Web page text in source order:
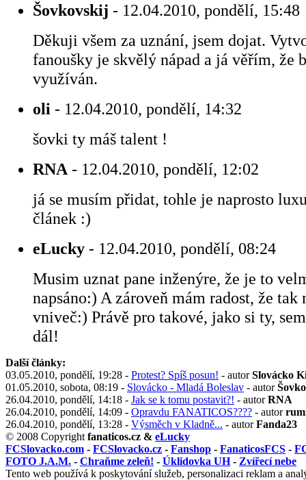
Šovkovskij - 12.04.2010, pondělí, 15:48
Děkuji všem za uznání, jsem dojat.
fanoušky je skvělý nápad a já věřím, že
využíván.
oli - 12.04.2010, pondělí, 14:32
šovki ty máš talent !
RNA - 12.04.2010, pondělí, 12:02
já se musím přidat, tohle je naprosto
článek :)
eLucky - 12.04.2010, pondělí, 08:24
Musim uznat pane inženýre, že je to
napsáno:) A zároveň mám radost, že tak
vniveč:) Právě pro takové, jako si ty,
dál!
Další články:
03.05.2010, pondělí, 19:28 - Protest? Spíš posun! - autorSlovácko
01.05.2010, sobota, 08:19 - Slovácko - Mladá Boleslav - autor
26.04.2010, pondělí, 14:18 - Jak se k tomu postavit?! - autorRNA
26.04.2010, pondělí, 14:09 - Opravdu FANATICOS???? - autor
26.04.2010, pondělí, 13:28 - Výsměch v Kladně... - autorFanda23
© 2008 Copyright fanaticos.cz & eLucky
FCSlovacko.com - FCSlovacko.cz - Fanshop - FanaticosFCS -
FOTO J.A.M. - Chraňme zeleň! - Úklidovka UH- Zvířecí nebe
Tento web používá k poskytování služeb, personalizaci reklam a